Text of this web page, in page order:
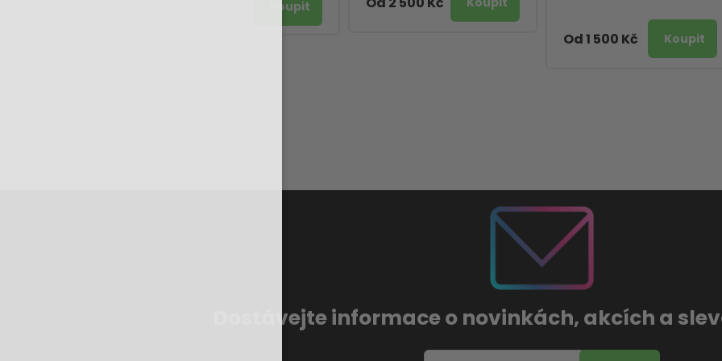
Od 1 500 Kč
Dostávejte informace o novinkách, akcích a